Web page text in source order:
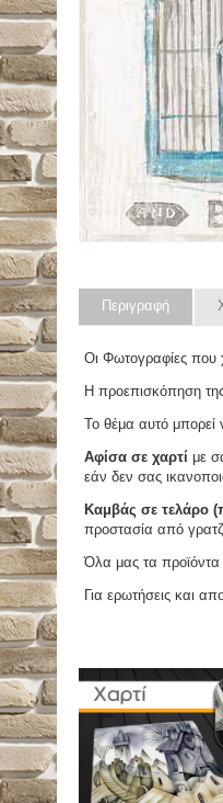
Περιγραφή
Οι Φωτογραφίες που
Η προεπισκόπηση
Το θέμα αυτό μπορεί
Αφίσα σε χαρτί με
εάν δεν σας
Καμβάς σε τελάρο
προστασία από
Όλα μας τα προϊόντα
Για ερωτήσεις και